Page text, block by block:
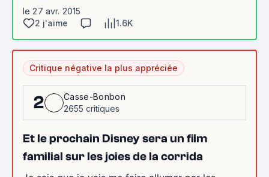
le 27 avr. 2015
2 j'aime
1.6K
Critique négative la plus appréciée
2
Casse-Bonbon
2655 critiques
Et le prochain Disney sera un film
familial sur les joies de la corrida